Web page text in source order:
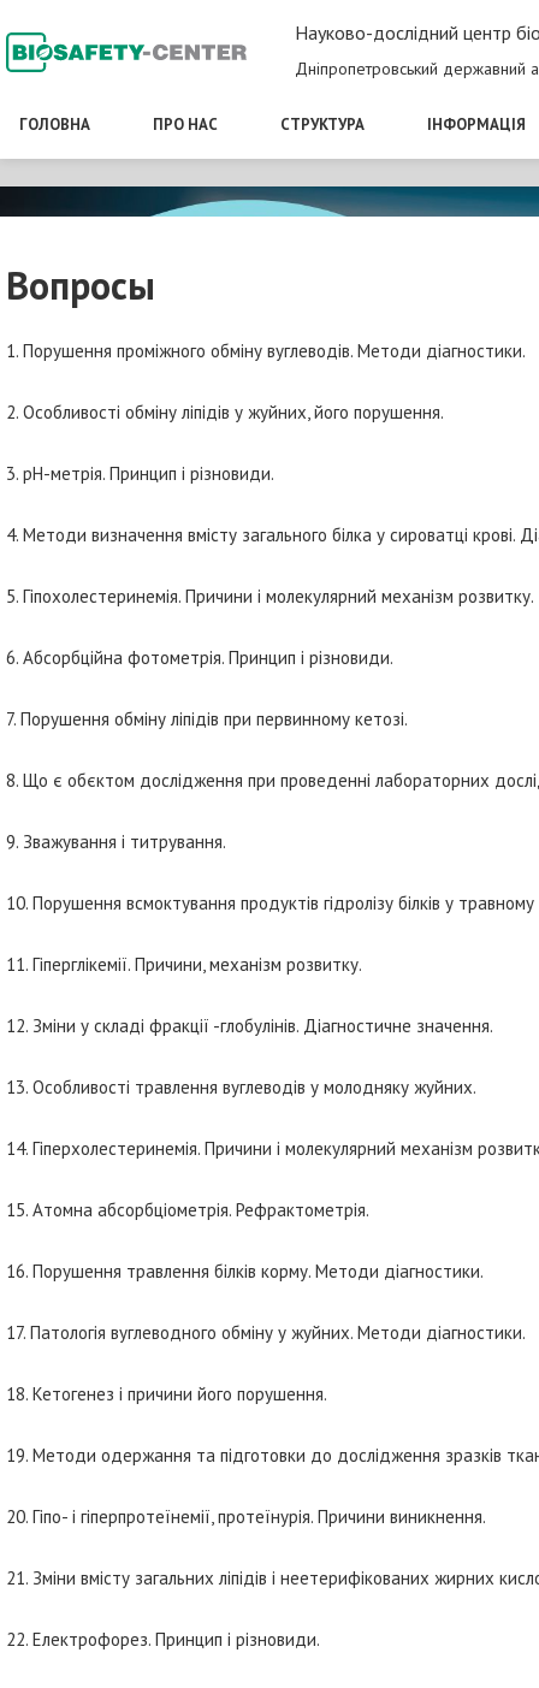
Науково-дослідний центр
Дніпропетровський державний
ГОЛОВНА ПРО НАС СТРУКТУРА ІНФОРМАЦІЯ
Вопросы
1. Порушення проміжного обміну вуглеводів. Методи діагностики.
2. Особливості обміну ліпідів у жуйних, його порушення.
3. рН-метрія. Принцип і різновиди.
4. Методи визначення вмісту загального білка у сироватці крові.
5. Гіпохолестеринемія. Причини і молекулярний механізм розвитку.
6. Абсорбційна фотометрія. Принцип і різновиди.
7. Порушення обміну ліпідів при первинному кетозі.
8. Що є обєктом дослідження при проведенні лабораторних
9. Зважування і титрування.
10. Порушення всмоктування продуктів гідролізу білків у
11. Гіперглікемії. Причини, механізм розвитку.
12. Зміни у складі фракції -глобулінів. Діагностичне значення.
13. Особливості травлення вуглеводів у молодняку жуйних.
14. Гіперхолестеринемія. Причини і молекулярний механізм
15. Атомна абсорбціометрія. Рефрактометрія.
16. Порушення травлення білків корму. Методи діагностики.
17. Патологія вуглеводного обміну у жуйних. Методи діагностики.
18. Кетогенез і причини його порушення.
19. Методи одержання та підготовки до дослідження зразків
20. Гіпо- і гіперпротеїнемії, протеїнурія. Причини виникнення.
21. Зміни вмісту загальних ліпідів і неетерифікованих жирних
22. Електрофорез. Принцип і різновиди.